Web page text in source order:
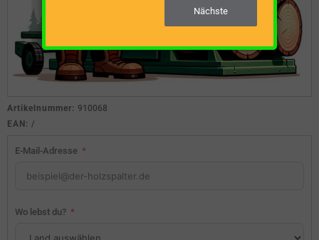
Artikelnummer: 910068
EAN: /
E-Mail-Adresse
Wo lebst du?
Nächste